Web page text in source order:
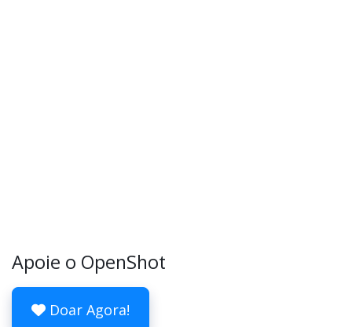
Apoie o OpenShot
Doar Agora!